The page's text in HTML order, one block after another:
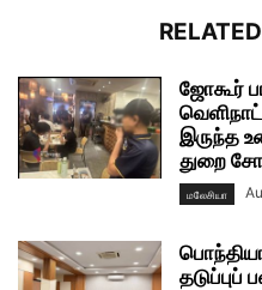
ஜோகூர்
இருந்த
துறை
மலேசியா